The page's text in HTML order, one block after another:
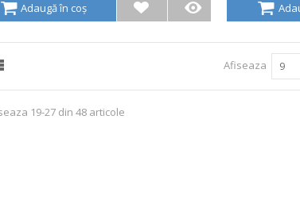
Adaugă în coș
Afiseaza 9
19-27 din 48 articole